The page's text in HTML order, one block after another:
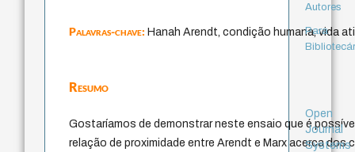
Palavras-chave:Hanah Arendt, condição humana, vida
Resumo
Gostaríamos de demonstrar neste ensaio que é
relação de proximidade entre Arendt e Marx acerca dos
Autores
Para
Open
Journal
Systems